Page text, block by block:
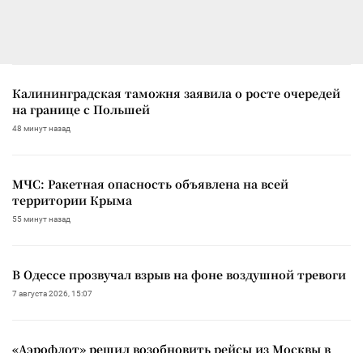
Калининградская таможня заявила о росте очередей
на границе с Польшей
48 минут назад
МЧС: Ракетная опасность объявлена на всей
территории Крыма
55 минут назад
В Одессе прозвучал взрыв на фоне воздушной тревоги
7 августа 2026, 15:07
«Аэрофлот» решил возобновить рейсы из Москвы в